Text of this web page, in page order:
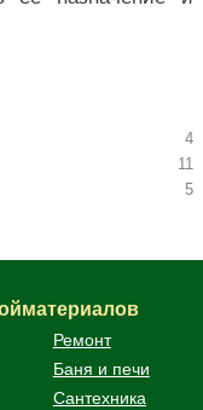
4
11
5
Ремонт
Баня и печи
Сантехника